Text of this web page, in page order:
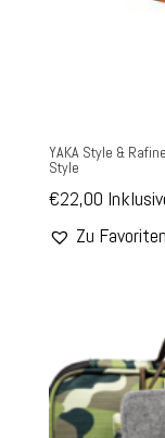
YAKA Style &
Style
€22,00
Zu